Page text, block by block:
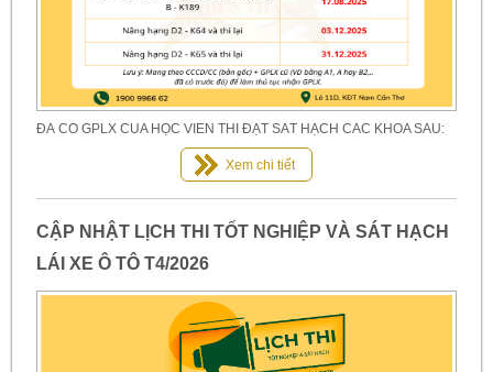
ĐÃ CÓ GPLX CỦA HỌC VIÊN THI ĐẠT SÁT HẠCH CÁC KHÓA SAU:
Xem chi tiết
CẬP NHẬT LỊCH THI TỐT NGHIỆP VÀ SÁT HẠCH
LÁI XE Ô TÔ T4/2026